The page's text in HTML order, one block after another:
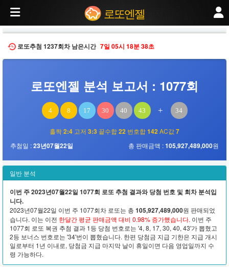
2023년07월22일 추첨된 제1077회 로또 당첨번호 분석. 번호 분포, 홀짝 비율, 고저
로또엔젤
로또추첨 1237회차남은시간 7일 05시 18분37초
로또엔젤 분석 보고서 : 1077회
4 8 17 30 40 43 + 34
홀짝2:4 고저 3:3 끝수합22 번호합142AC값7
추첨일 :23년07월22일 총 판매금액 :105,927,489,000원
일반 분석
이번 주 2023년07월22일 1077회 로또 추첨 결과와 당첨 번호 및 회차 분석입
니다.
2023년07월22일 이번 주 1077회차 로또는 총 105,927,489,000원 판매되었
습니다. 이는 이전 한달간 평균 판매금액 대비 0.98% 증가했습니다. 이번 주
1077회 로또 복권 추첨 결과 1등 당첨 번호로는 '4, 8, 17, 30, 40, 43'가 뽑혔고
2등 보너스 번호로는 '34'번이 뽑혔습니다. 한편 당첨금 지급 기한은 지급 개시
일로부터 1년 이내로, 당첨금 지급 마지막 날이 휴일이면 다음 영업일까지 수
령 가능하다.